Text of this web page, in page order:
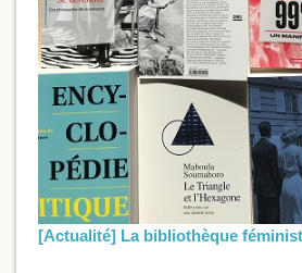
[Actualité] La bibliothèque